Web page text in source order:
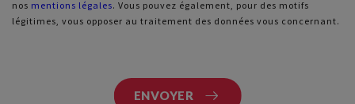
nos mentions légales. Vous pouvez également, pour des motifs
légitimes, vous opposer au traitement des données vous concernant.